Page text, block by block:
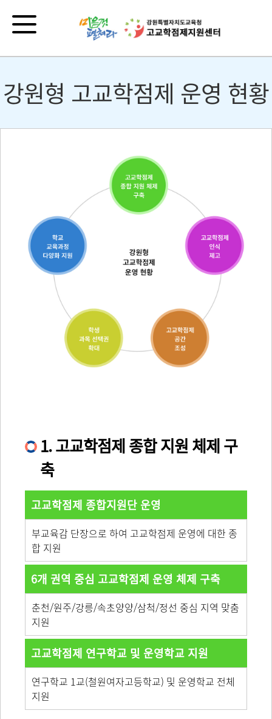
강원형 고교학점제 운영 현황
1. 고교학점제 종합 지원 체제 구
축
고교학점제 종합지원단 운영
부교육감 단장으로 하여 고교학점제 운영에 대한 종
합 지원
6개 권역 중심 고교학점제 운영 체제 구축
춘천/원주/강릉/속초양양/삼척/정선 중심 지역 맞춤
지원
고교학점제 연구학교 및 운영학교 지원
연구학교 1교(철원여자고등학교) 및 운영학교 전체
지원